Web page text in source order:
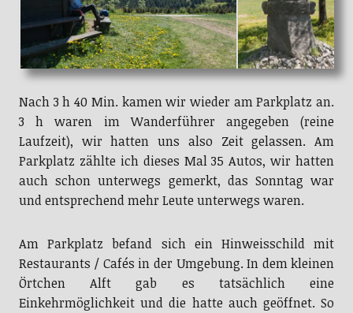
Nach 3 h 40 Min. kamen wir wieder am Parkplatz an.
3 h waren im Wanderführer angegeben (reine
Laufzeit), wir hatten uns also Zeit gelassen. Am
Parkplatz zählte ich dieses Mal 35 Autos, wir hatten
auch schon unterwegs gemerkt, das Sonntag war
und entsprechend mehr Leute unterwegs waren.
Am Parkplatz befand sich ein Hinweisschild mit
Restaurants / Cafés in der Umgebung. In dem kleinen
Örtchen Alft gab es tatsächlich eine
Einkehrmöglichkeit und die hatte auch geöffnet. So